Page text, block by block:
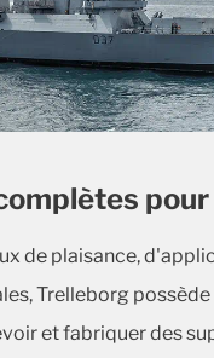
de plaisance,
Trelleborg
et fabriquer des